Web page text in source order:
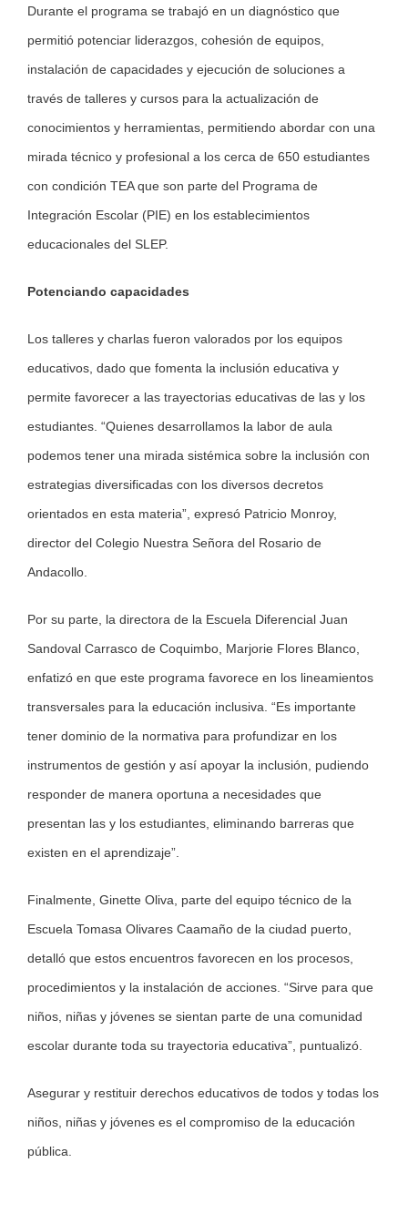
Durante el programa se trabajó en un diagnóstico que
permitió potenciar liderazgos, cohesión de equipos,
instalación de capacidades y ejecución de soluciones a
través de talleres y cursos para la actualización de
conocimientos y herramientas, permitiendo abordar con una
mirada técnico y profesional a los cerca de 650 estudiantes
con condición TEA que son parte del Programa de
Integración Escolar (PIE) en los establecimientos
educacionales del SLEP.
Potenciando capacidades
Los talleres y charlas fueron valorados por los equipos
educativos, dado que fomenta la inclusión educativa y
permite favorecer a las trayectorias educativas de las y los
estudiantes. “Quienes desarrollamos la labor de aula
podemos tener una mirada sistémica sobre la inclusión con
estrategias diversificadas con los diversos decretos
orientados en esta materia”, expresó Patricio Monroy,
director del Colegio Nuestra Señora del Rosario de
Andacollo.
Por su parte, la directora de la Escuela Diferencial Juan
Sandoval Carrasco de Coquimbo, Marjorie Flores Blanco,
enfatizó en que este programa favorece en los lineamientos
transversales para la educación inclusiva. “Es importante
tener dominio de la normativa para profundizar en los
instrumentos de gestión y así apoyar la inclusión, pudiendo
responder de manera oportuna a necesidades que
presentan las y los estudiantes, eliminando barreras que
existen en el aprendizaje”.
Finalmente, Ginette Oliva, parte del equipo técnico de la
Escuela Tomasa Olivares Caamaño de la ciudad puerto,
detalló que estos encuentros favorecen en los procesos,
procedimientos y la instalación de acciones. “Sirve para que
niños, niñas y jóvenes se sientan parte de una comunidad
escolar durante toda su trayectoria educativa”, puntualizó.
Asegurar y restituir derechos educativos de todos y todas los
niños, niñas y jóvenes es el compromiso de la educación
pública.